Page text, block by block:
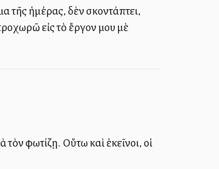
τῆς ἡμέρας, δὲν σκοντάπτει,
εἰς τὸ ἔργον μου μὲ
φωτίζῃ. Οὕτω καὶ ἐκεῖνοι, οἱ